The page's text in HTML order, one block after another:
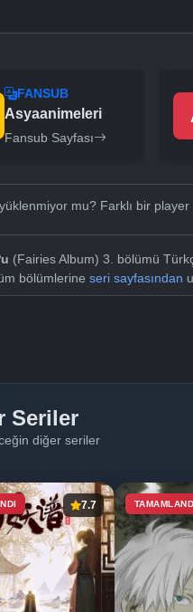
FANSUB
Asyaanimeleri
Fansub Sayfası
mu? Farklı bir
(Fairies Album) 3. bölümü
bölümlerine seri sayfasından
Seriler
diğer seriler
7.7